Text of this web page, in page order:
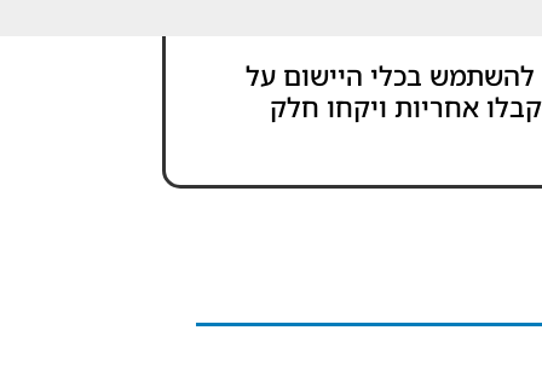
להשתמש בכלי היישום על
אחריות ויקחו חלק